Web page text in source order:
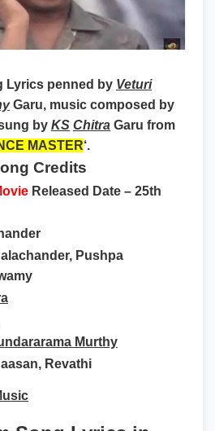
Lyrics penned by Veturi
Garu, music composed by
by KS Chitra Garu from
MASTER‘.
Credits
Released Date – 25th
Pushpa
Murthy
Revathi